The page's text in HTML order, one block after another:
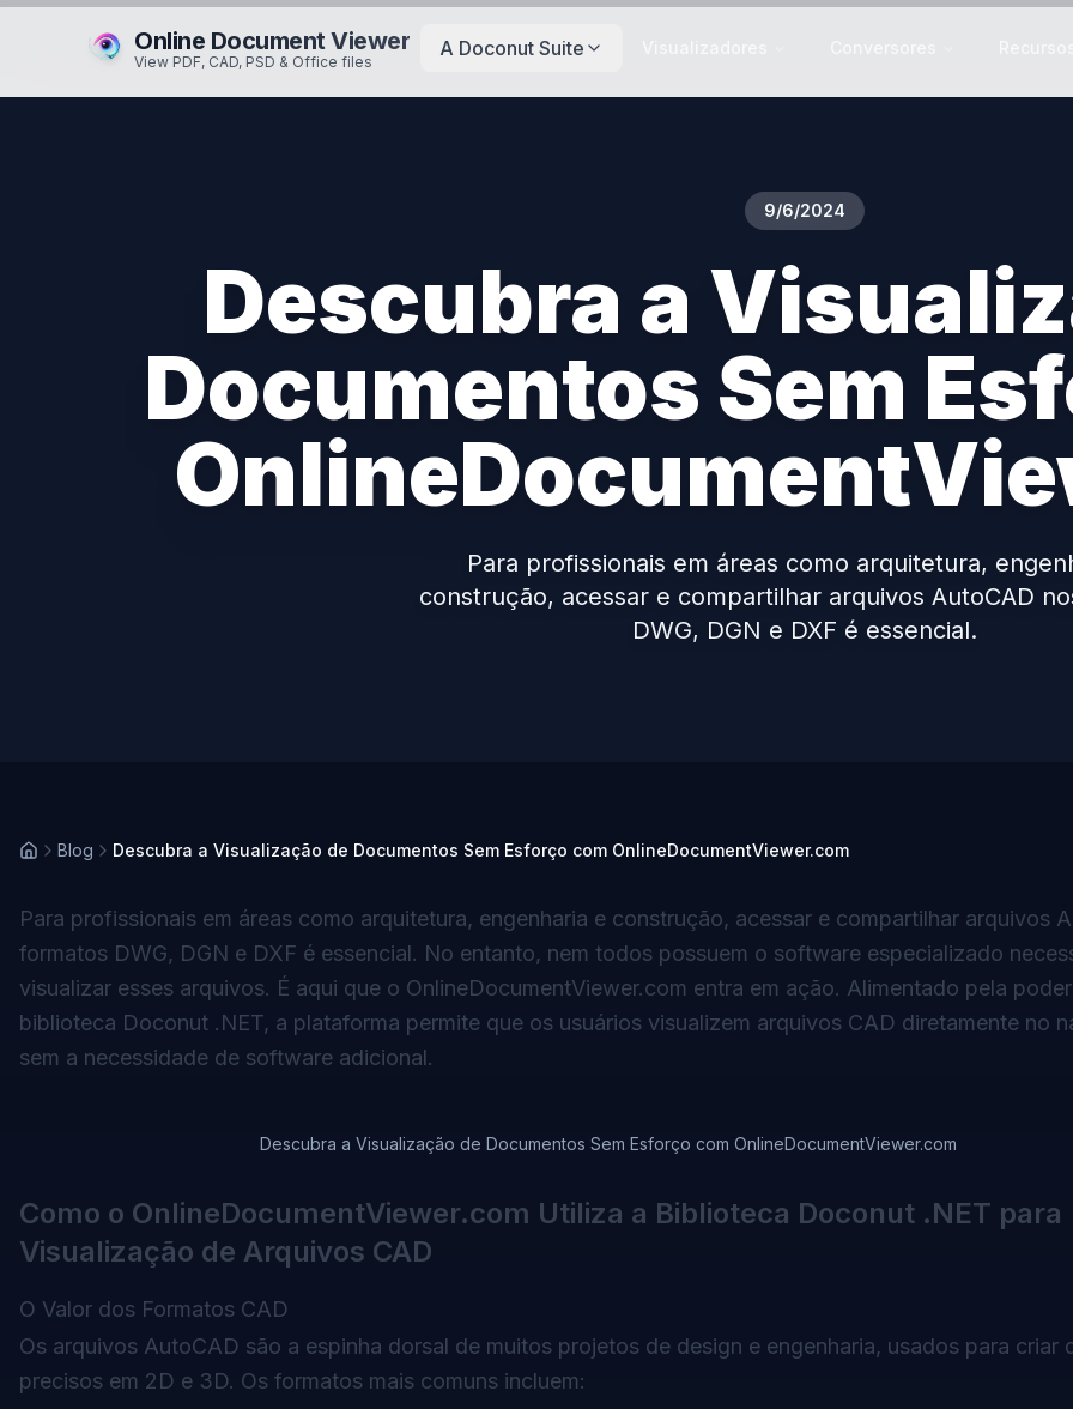
Online Document Viewer
View PDF, CAD, PSD & Office files
A Doconut Suite
9/6/2024
Descubra a
Documentos Sem
Para profissionais em áreas como arquitetura,
construção, acessar e compartilhar arquivos AutoCAD
DWG, DGN e DXF é essencial.
Blog Descubra a Visualização de Documentos Sem Esforço com OnlineDocumentViewer.com
Para profissionais em áreas como arquitetura, engenharia e construção, acessar e compartilhar arquivos
formatos DWG, DGN e DXF é essencial. No entanto, nem todos possuem o software especializado
visualizar esses arquivos. É aqui que o OnlineDocumentViewer.com entra em ação. Alimentado pela
biblioteca Doconut .NET, a plataforma permite que os usuários visualizem arquivos CAD diretamente no
sem a necessidade de software adicional.
Descubra a Visualização de Documentos Sem Esforço com OnlineDocumentViewer.com
Como o OnlineDocumentViewer.com Utiliza a Biblioteca Doconut .NET para
Visualização de Arquivos CAD
O Valor dos Formatos CAD
Os arquivos AutoCAD são a espinha dorsal de muitos projetos de design e engenharia, usados para criar
precisos em 2D e 3D. Os formatos mais comuns incluem: